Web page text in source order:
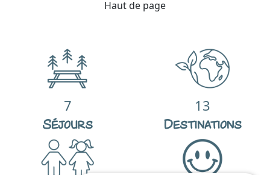
Haut de page
7
Séjours
13
Destinations